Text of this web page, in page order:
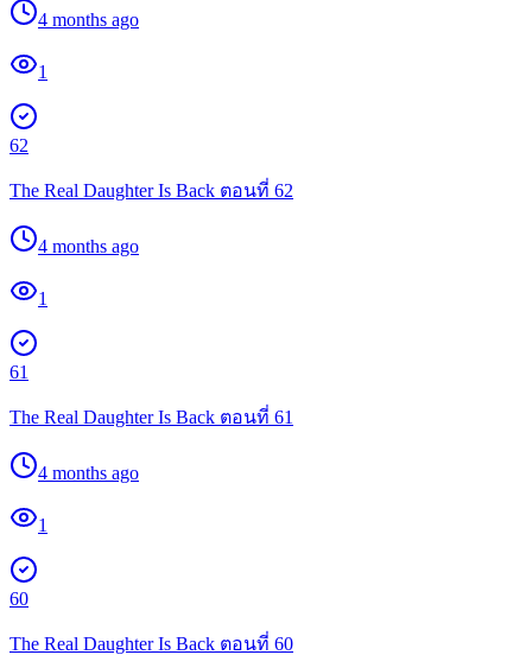
4 months ago
1
62
The Real Daughter Is Back ตอนที่ 62
4 months ago
1
61
The Real Daughter Is Back ตอนที่ 61
4 months ago
1
60
The Real Daughter Is Back ตอนที่ 60